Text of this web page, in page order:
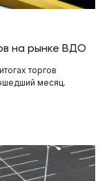
на рынке ВДО
торгов
месяц.